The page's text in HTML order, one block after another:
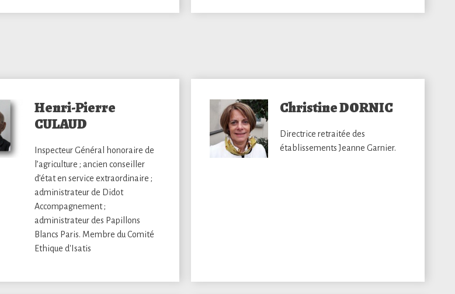
Henri-Pierre
CULAUD
Inspecteur Général honoraire de
l’agriculture ; ancien conseiller
d’état en service extraordinaire ;
administrateur de Didot
Accompagnement ;
administrateur des Papillons
Blancs Paris. Membre du Comité
Ethique d'Isatis
Christine DORNIC
Directrice retraitée des
établissements Jeanne Garnier.